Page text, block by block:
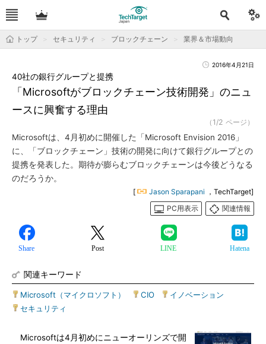
トップ セキュリティ ブロックチェーン 業界＆市場動向
2016年4月21日
「Microsoftがブロックチェーン技術開発」のニュ
ースに興奮する理由
40社の銀行グループと提携
（1/2 ページ）
Microsoftは、4月初めに開催した「Microsoft Envision 2016」
に、「ブロックチェーン」技術の開発に向けて銀行グループとの
提携を発表した。期待が膨らむブロックチェーンは今後どうなる
のだろうか。
[ Jason Sparapani ，TechTarget]
PC用表示
関連情報
Share Post LINE Hatena
関連キーワード
Microsoft（マイクロソフト） CIO イノベーション
セキュリティ
Microsoftは4月初めにニューオーリンズで開